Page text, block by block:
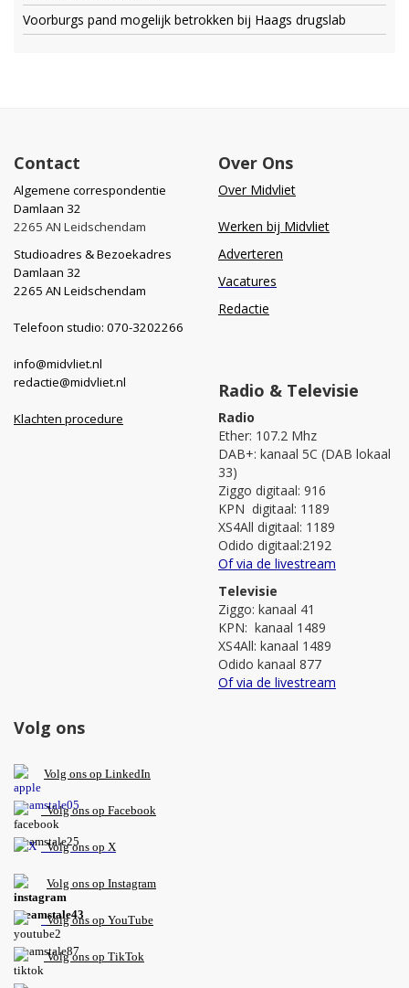
Voorburgs pand mogelijk betrokken bij Haags drugslab
Contact
Algemene correspondentie
Damlaan 32
2265 AN Leidschendam
Studioadres & Bezoekadres
Damlaan 32
2265 AN Leidschendam
Telefoon studio: 070-3202266
info@midvliet.nl
redactie@midvliet.nl
Klachten procedure
Over Ons
Over Midvliet
Werken bij Midvliet
Adverteren
Vacatures
Redactie
Radio & Televisie
Radio
Ether: 107.2 Mhz
DAB+: kanaal 5C (DAB lokaal
33)
Ziggo digitaal: 916
KPN digitaal: 1189
XS4All digitaal: 1189
Odido digitaal:2192
Of via de livestream
Televisie
Ziggo: kanaal 41
KPN: kanaal 1489
XS4All: kanaal 1489
Odido kanaal 877
Of via de livestream
Volg ons
Volg ons op LinkedIn
Volg ons op Facebook
Volg ons op X
Volg ons op Instagram
Volgons op YouTube
Volg ons op TikTok